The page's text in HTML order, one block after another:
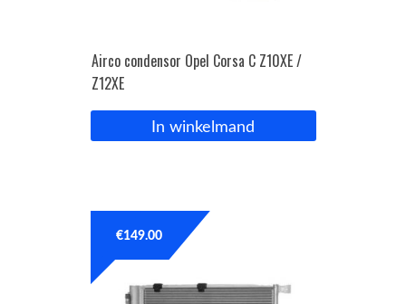
Airco condensor Opel Corsa C Z10XE /
Z12XE
In winkelmand
€149.00